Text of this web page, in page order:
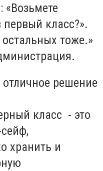
класс?».
тоже.»
решение
класс - это
хранить и